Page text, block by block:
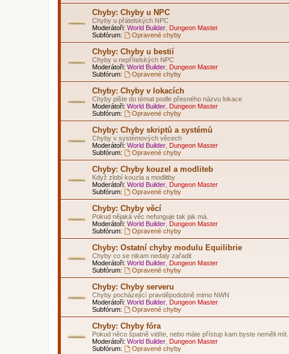
Chyby: Chyby u NPC
Chyby u přátelských NPC
Moderátoři: World Builder Dungeon Master
Subfórum:
Opravené chyby
Chyby: Chyby u bestií
Chyby u nepřítelských NPC
Moderátoři: World Builder Dungeon Master
Subfórum:
Opravené chyby
Chyby: Chyby v lokacích
Chyby pište do témat podle přesného názvu lokace
Moderátoři: World Builder Dungeon Master
Subfórum:
Opravené chyby
Chyby: Chyby skriptů a systémů
Chyby v systémových věcech
Moderátoři: World Builder Dungeon Master
Subfórum:
Opravené chyby
Chyby: Chyby kouzel a modliteb
Když zlobí kouzla a modlitby
Moderátoři: World Builder Dungeon Master
Subfórum:
Opravené chyby
Chyby: Chyby věcí
Pokud nějaká věc nefunguje tak jak má.
Moderátoři: World Builder Dungeon Master
Subfórum:
Opravené chyby
Chyby: Ostatní chyby modulu Equilibrie
Chyby co se nikam nedaly zařadit
Moderátoři: World Builder Dungeon Master
Subfórum:
Opravené chyby
Chyby: Chyby serveru
Chyby pocházející pravděpodobně mimo NWN
Moderátoři: World Builder Dungeon Master
Subfórum:
Opravené chyby
Chyby: Chyby fóra
Pokud něco špatně vidíte, nebo máte přístup kam byste neměli mít...
Moderátoři: World Builder Dungeon Master
Subfórum:
Opravené chyby